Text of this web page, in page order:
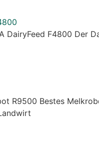
DairyFeed F4800
R9500 Bestes